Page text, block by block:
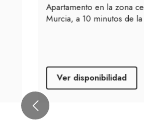
Apartamento en la zona
Murcia, a 10 minutos de la
Ver disponibilidad
Previous